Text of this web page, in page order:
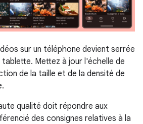
sur un téléphone devient serrée
Mettez à jour l'échelle de
de la taille et de la densité de
qualité doit répondre aux
des consignes relatives à la